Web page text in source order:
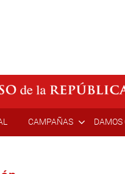
CAMPAÑAS DAMOS